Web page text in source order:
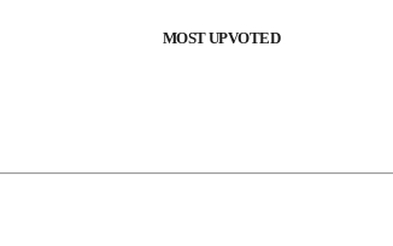
MOST UPVOTED